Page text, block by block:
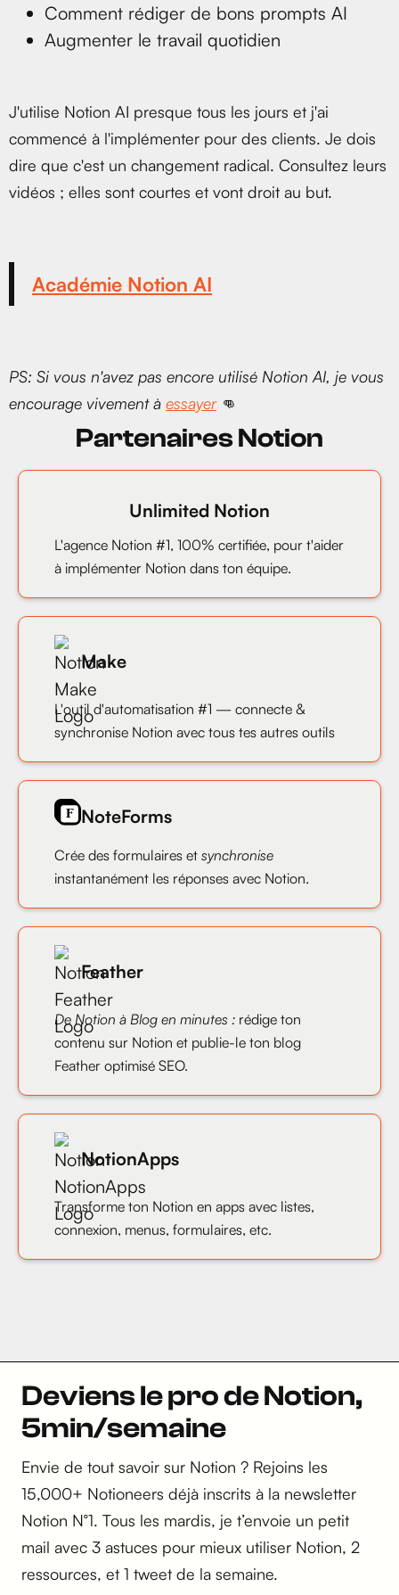
Comment rédiger de bons prompts AI
Augmenter le travail quotidien
J'utilise Notion AI presque tous les jours et j'ai
commencé à l'implémenter pour des clients. Je dois
dire que c'est un changement radical. Consultez leurs
vidéos ; elles sont courtes et vont droit au but.
Académie Notion AI
PS: Si vous n'avez pas encore utilisé Notion AI, je vous
encourage vivement à essayer👊
Partenaires Notion
Unlimited Notion
L'agence Notion #1, 100% certifiée, pour t'aider
à implémenter Notion dans ton équipe.
Make
L'outil d'automatisation #1 — connecte &
synchronise Notion avec tous tes autres outils
NoteForms
Crée des formulaires et synchronise
instantanément les réponses avec Notion.
Feather
De Notion à Blog en minutes : rédige ton
contenu sur Notion et publie-le ton blog
Feather optimisé SEO.
NotionApps
Transforme ton Notion en apps avec listes,
connexion, menus, formulaires, etc.
Deviens le pro de Notion,
5min/semaine
Envie de tout savoir sur Notion ? Rejoins les
15,000+ Notioneers déjà inscrits à la newsletter
Notion N°1. Tous les mardis, je t’envoie un petit
mail avec 3 astuces pour mieux utiliser Notion, 2
ressources, et 1 tweet de la semaine.